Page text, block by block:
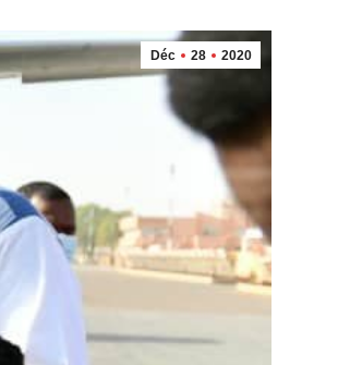
Déc 28 2020